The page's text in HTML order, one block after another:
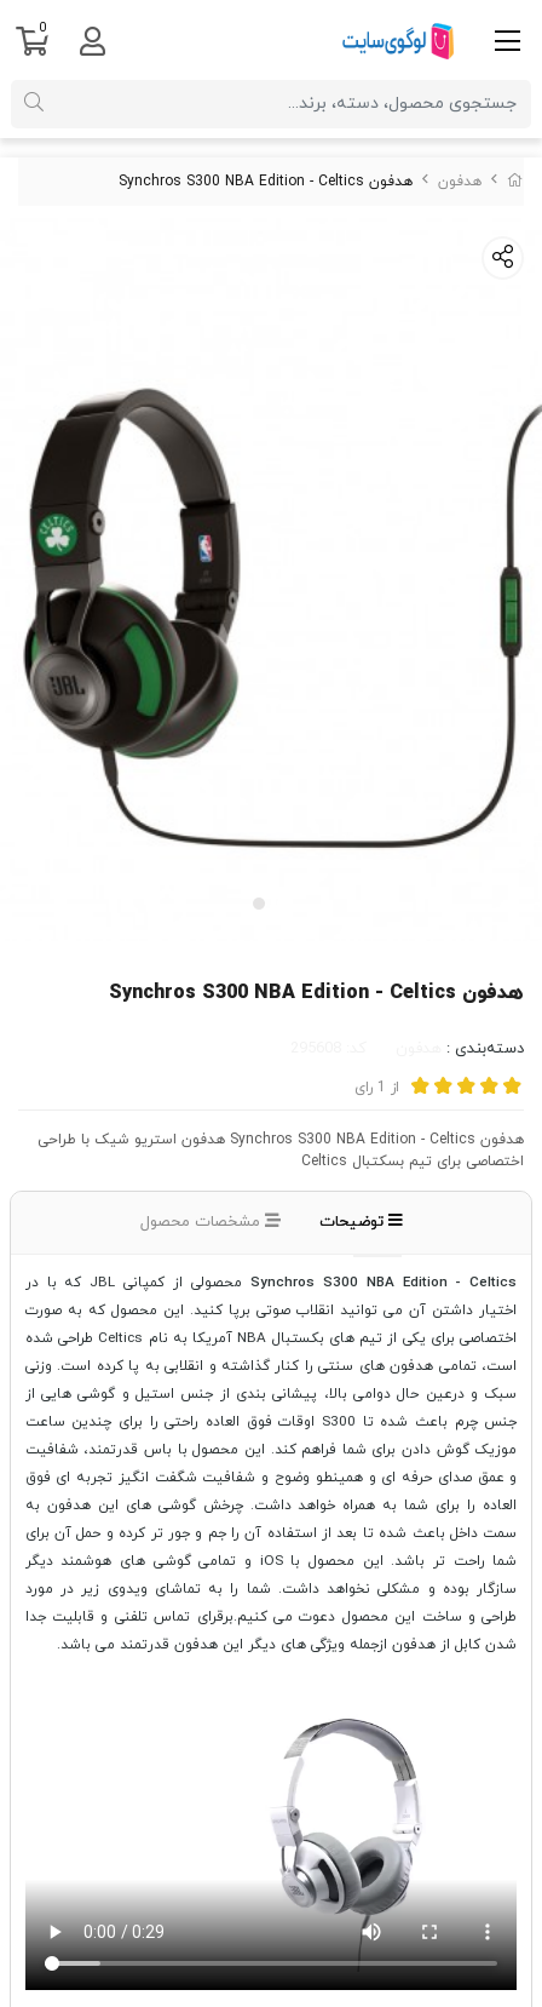
هدفون هدفون Synchros S300 NBA Edition - Celtics
هدفون Synchros S300 NBA Edition - Celtics
دسته‌بندی :
از 1 رای
هدفون Synchros S300 NBA Edition - Celtics هدفون استریو شیک با طراحی
اختصاصی برای تیم بسکتبال Celtics
توضیحات مشخصات محصول
Synchros S300 NBA Edition - Celtics
محصولی از کمپانی JBL که با در
اختیار داشتن آن می توانید انقلاب صوتی برپا کنید. این محصول که به صورت
اختصاصی برای یکی از تیم های بکستبال NBA آمریکا به نام Celtics طراحی شده
است، تمامی هدفون های سنتی را کنار گذاشته و انقلابی به پا کرده است. وزنی
سبک و درعین حال دوامی بالا، پیشانی بندی از جنس استیل و گوشی هایی از
جنس چرم باعث شده تا S300 اوقات فوق العاده راحتی را برای چندین ساعت
موزیک گوش دادن برای شما فراهم کند. این محصول با باس قدرتمند، شفافیت
و عمق صدای حرفه ای و همینطو وضوح و شفافیت شگفت انگیز تجربه ای فوق
العاده را برای شما به همراه خواهد داشت. چرخش گوشی های این هدفون به
سمت داخل باعث شده تا بعد از استفاده آن را جم و جور تر کرده و حمل آن برای
شما راحت تر باشد. این محصول با iOS و تمامی گوشی های هوشمند دیگر
سازگار بوده و مشکلی نخواهد داشت. شما را به تماشای ویدوی زیر در مورد
طراحی و ساخت این محصول دعوت می کنیم.برقرای تماس تلفنی و قابلیت جدا
شدن کابل از هدفون ازجمله ویژگی های دیگر این هدفون قدرتمند می باشد.
0